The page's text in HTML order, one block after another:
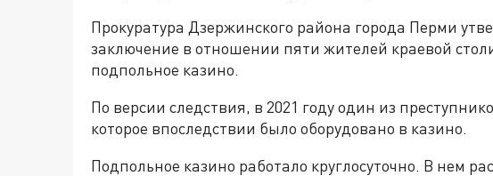
Прокуратура Дзержинского района города Перми
заключение в отношении пяти жителей краевой
подпольное казино.
По версии следствия, в 2021 году один из
которое впоследствии было оборудовано в казино.
Подпольное казино работало круглосуточно. В нем